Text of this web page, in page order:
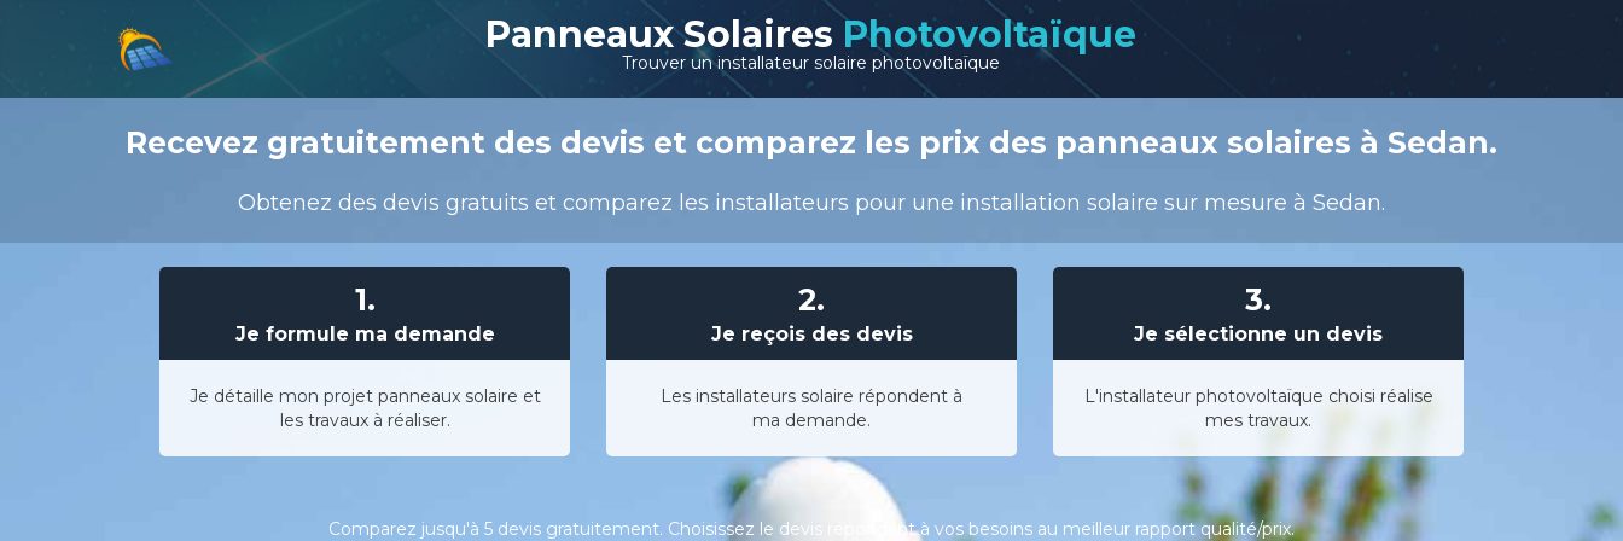
Panneaux Solaires Photovoltaïque
Trouver un installateur solaire photovoltaïque
Recevez gratuitement des devis et comparez les prix des panneaux solaires à Sedan.
Obtenez des devis gratuits et comparez les installateurs pour une installation solaire sur mesure à Sedan.
1.
Je formule ma demande
Je détaille mon projet panneaux solaire et
les travaux à réaliser.
2.
Je reçois des devis
Les installateurs solaire répondent à
ma demande.
3.
Je sélectionne un devis
L'installateur photovoltaïque choisi réalise
mes travaux.
Comparez jusqu'à 5 devis gratuitement. Choisissez le devis répondant à vos besoins au meilleur rapport qualité/prix.